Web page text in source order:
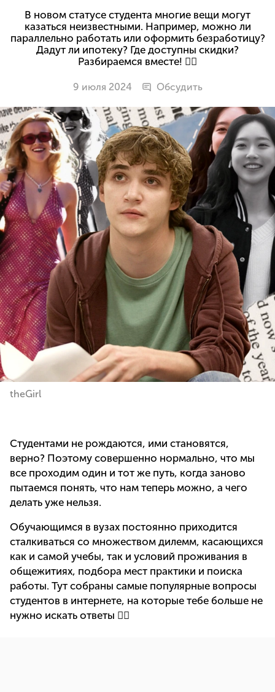
В новом статусе студента многие вещи могут
казаться неизвестными. Например, можно ли
параллельно работать или оформить безработицу?
Дадут ли ипотеку? Где доступны скидки?
Разбираемся вместе! ✊🏻
9 июля 2024 Обсудить
theGirl
Студентами не рождаются, ими становятся,
верно? Поэтому совершенно нормально, что мы
все проходим один и тот же путь, когда заново
пытаемся понять, что нам теперь можно, а чего
делать уже нельзя.
Обучающимся в вузах постоянно приходится
сталкиваться со множеством дилемм, касающихся
как и самой учебы, так и условий проживания в
общежитиях, подбора мест практики и поиска
работы. Тут собраны самые популярные вопросы
студентов в интернете, на которые тебе больше не
нужно искать ответы 👇🏻